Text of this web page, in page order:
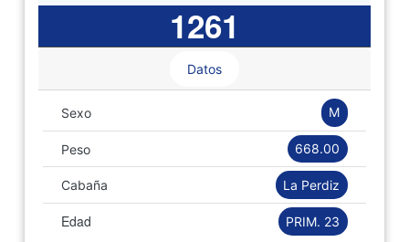
1261
Datos
Sexo M
Peso 668.00
Cabaña La Perdiz
Edad PRIM. 23